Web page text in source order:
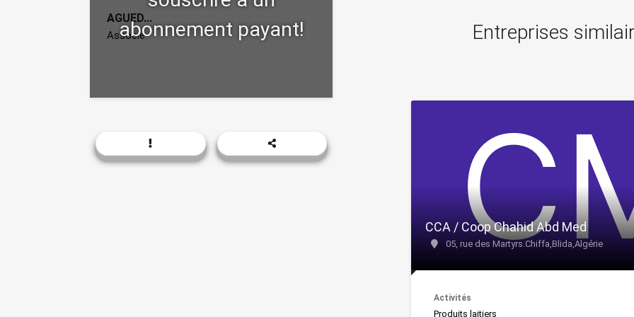
AGUED...
Associe Entreprises
CCA / Coop Chahid Abd Med
05, rue des Martyrs.Chiffa,Blida,Algérie
Activités
Produits laitiers